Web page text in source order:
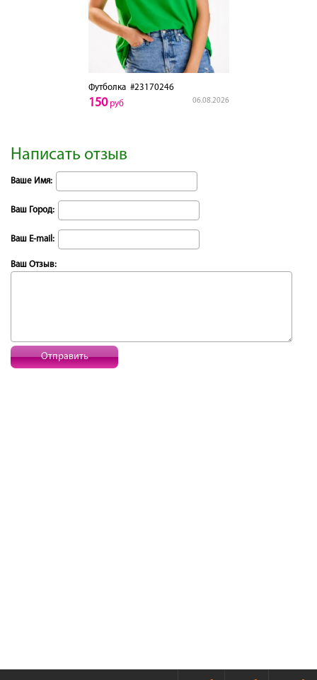
Футболка#23170246
06.08.2026
150руб
Написать отзыв
Ваше Имя:
Ваш Город:
Ваш E-mail:
Ваш Отзыв:
Отправить